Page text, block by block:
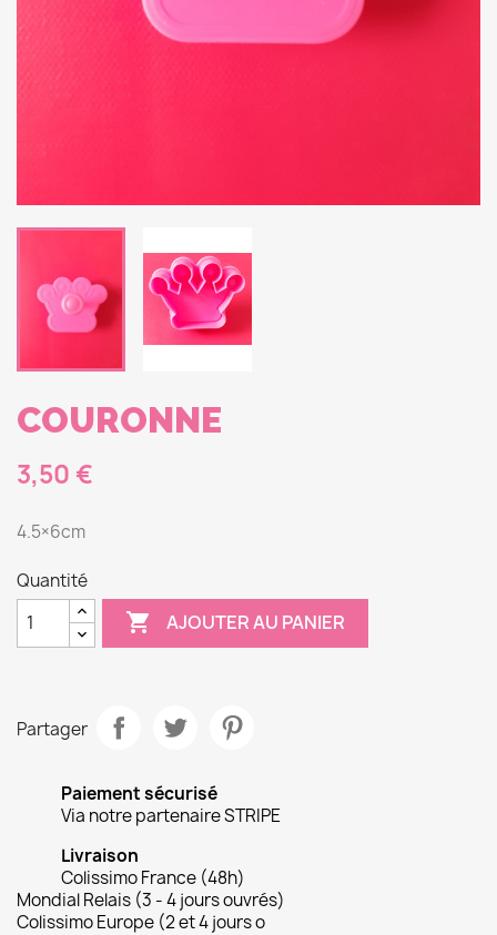
COURONNE
3,50 €
4.5×6cm
Quantité
 AJOUTER AU PANIER
Partager
Paiement sécurisé
Via notre partenaire STRIPE
Livraison
Colissimo France (48h)
Mondial Relais (3 - 4 jours ouvrés)
Colissimo Europe (2 et 4 jours o